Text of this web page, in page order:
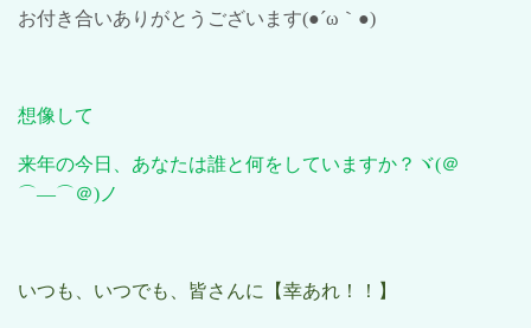
お付き合いありがとうございます(●´ω ｀ ●)
想像して
来年の今日、あなたは誰と何をしていますか？ヾ(＠
⌒―⌒＠) ノ
いつも、いつでも、皆さんに【幸あれ！！】